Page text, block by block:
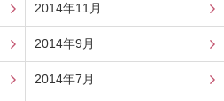
2014年11月
2014年9月
2014年7月